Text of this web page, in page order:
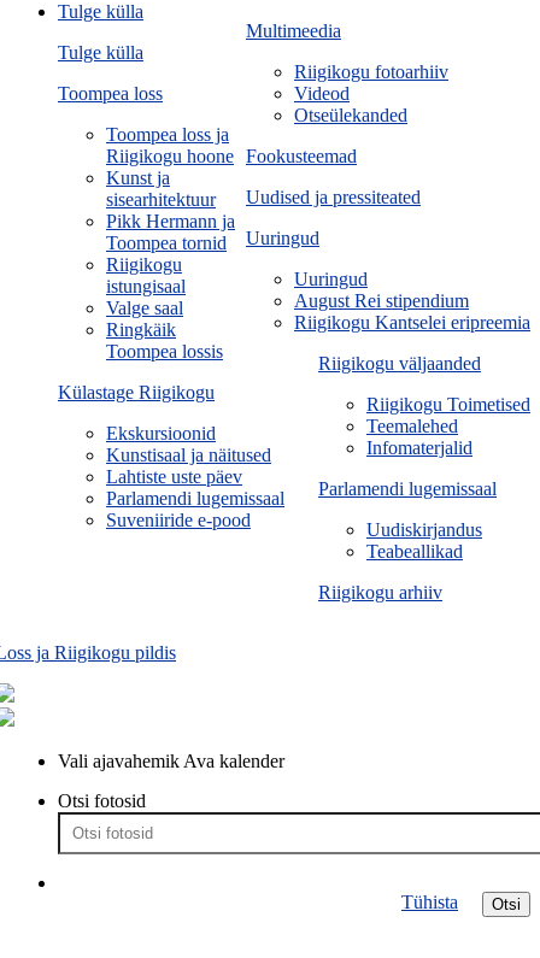
Multimeedia
Riigikogu fotoarhiiv
Videod
Otseülekanded
Fookusteemad
Uudised ja pressiteated
Uuringud
Uuringud
August Rei stipendium
Riigikogu Kantselei eripreemia
Riigikogu väljaanded
Riigikogu Toimetised
Teemalehed
Infomaterjalid
Parlamendi lugemissaal
Uudiskirjandus
Teabeallikad
Riigikogu arhiiv
Tulge külla
Tulge külla
Toompea loss
Toompea loss ja
Riigikogu hoone
Kunst ja
sisearhitektuur
Pikk Hermann ja
Toompea tornid
Riigikogu
istungisaal
Valge saal
Ringkäik
Toompea lossis
Külastage Riigikogu
Ekskursioonid
Kunstisaal ja näitused
Lahtiste uste päev
Parlamendi lugemissaal
Suveniiride e-pood
ja Riigikogu pildis
Vali ajavahemik Ava kalender
Otsi fotosid
Otsi
Tühista